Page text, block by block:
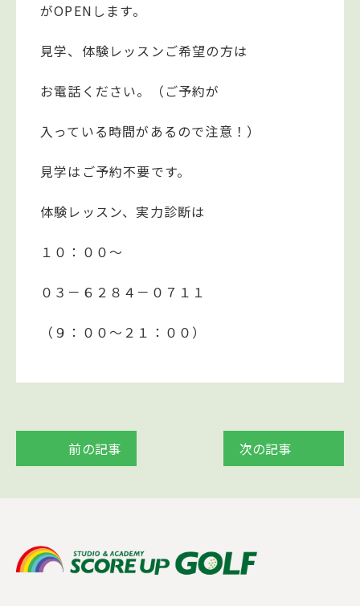
がOPENします。
見学、体験レッスンご希望の方は
お電話ください。（ご予約が
入っている時間があるので注意！）
見学はご予約不要です。
体験レッスン、実力診断は
１０：００～
０３－６２８４－０７１１
（９：００～２１：００）
前の記事 次の記事